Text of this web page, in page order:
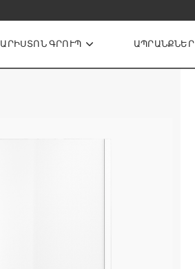
ԱՐԻՍՏՈՆ ԳՐՈՒՊ ԱՊՐԱՆՔՆԵՐ